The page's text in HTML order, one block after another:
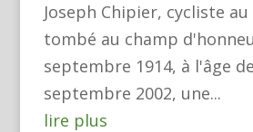
Joseph Chipier, cycliste au
tombé au champ
septembre 1914, à l'âge
septembre 2002, une...
lire plus